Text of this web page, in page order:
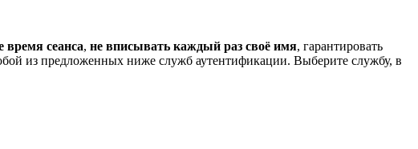
время сеанса, не вписывать каждый раз своё имя, гарантировать
из предложенных ниже служб аутентификации. Выберите службу, в